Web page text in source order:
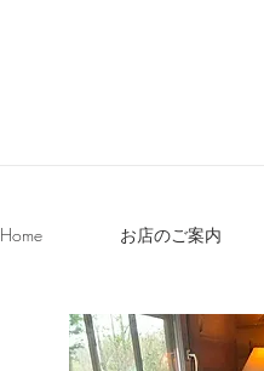
Home お店のご案内